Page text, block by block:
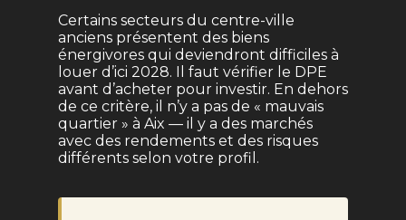
Certains secteurs du centre-ville
anciens présentent des biens
énergivores qui deviendront difficiles à
louer d’ici 2028. Il faut vérifier le DPE
avant d’acheter pour investir. En dehors
de ce critère, il n’y a pas de « mauvais
quartier » à Aix — il y a des marchés
avec des rendements et des risques
différents selon votre profil.